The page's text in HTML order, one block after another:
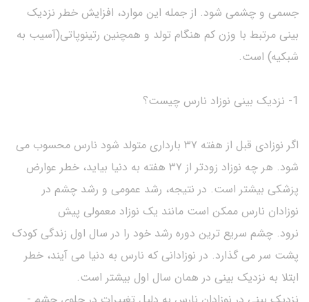
جسمی و چشمی شود. از جمله این موارد، افزایش خطر نزدیک
بینی مرتبط با وزن کم هنگام تولد و همچنین رتینوپاتی(آسیب به
شبکیه) است.
1- نزدیک بینی نوزاد نارس چیست؟
اگر نوزادی قبل از هفته ۳۷ بارداری متولد شود نارس محسوب می
شود. هر چه نوزاد زودتر از ۳۷ هفته به دنیا بیاید، خطر عوارض
پزشکی بیشتر است. در نتیجه، رشد عمومی و رشد چشم در
نوزادان نارس ممکن است مانند یک نوزاد معمولی پیش
نرود. چشم سریع ترین دوره رشد خود را در سال اول زندگی کودک
پشت سر می گذارد. در نوزادانی که نارس به دنیا می آیند، خطر
ابتلا به نزدیک بینی در همان سال اول بیشتر است.